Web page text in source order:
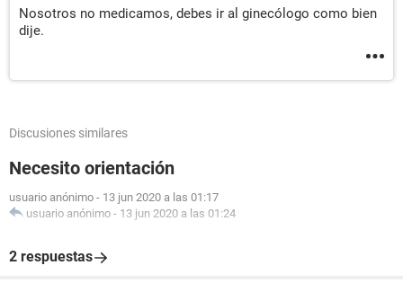
Nosotros no medicamos, debes ir al ginecólogo como bien
dije.
Discusiones similares
Necesito orientación
usuario anónimo - 13 jun 2020 a las 01:17
usuario anónimo - 13 jun 2020 a las 01:24
2 respuestas